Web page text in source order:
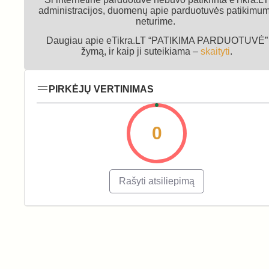
administracijos, duomenų apie parduotuvės
neturime.
Daugiau apie eTikra.LT “PATIKIMA PARDUOTUVĖ”
žymą, ir kaip ji suteikiama – skaityti.
PIRKĖJŲ VERTINIMAS
0
Rašyti atsiliepimą